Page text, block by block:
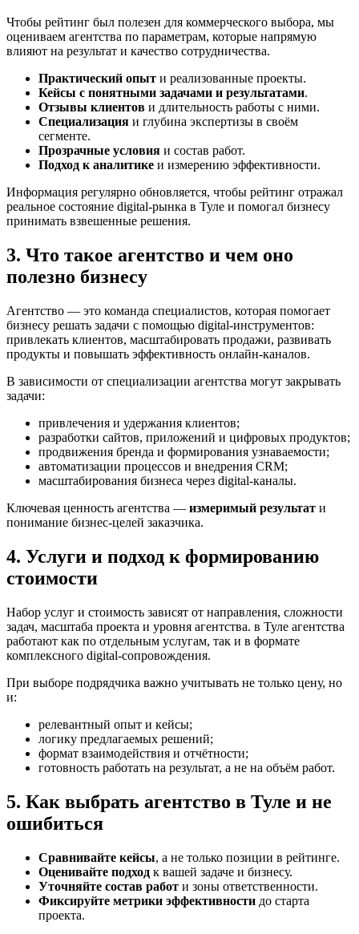
Чтобы рейтинг был полезен для коммерческого выбора, мы
оцениваем агентства по параметрам, которые напрямую
влияют на результат и качество сотрудничества.
Практический опыт и реализованные проекты.
Кейсы с понятными задачами и результатами.
Отзывы клиентов и длительность работы с ними.
Специализация и глубина экспертизы в своём
сегменте.
Прозрачные условия и состав работ.
Подход к аналитике и измерению эффективности.
Информация регулярно обновляется, чтобы рейтинг отражал
реальное состояние digital-рынка в Туле и помогал бизнесу
принимать взвешенные решения.
3. Что такое агентство и чем оно
полезно бизнесу
Агентство — это команда специалистов, которая помогает
бизнесу решать задачи с помощью digital-инструментов:
привлекать клиентов, масштабировать продажи, развивать
продукты и повышать эффективность онлайн-каналов.
В зависимости от специализации агентства могут закрывать
задачи:
привлечения и удержания клиентов;
разработки сайтов, приложений и цифровых продуктов;
продвижения бренда и формирования узнаваемости;
автоматизации процессов и внедрения CRM;
масштабирования бизнеса через digital-каналы.
Ключевая ценность агентства — измеримый результат и
понимание бизнес-целей заказчика.
4. Услуги и подход к формированию
стоимости
Набор услуг и стоимость зависят от направления, сложности
задач, масштаба проекта и уровня агентства. в Туле агентства
работают как по отдельным услугам, так и в формате
комплексного digital-сопровождения.
При выборе подрядчика важно учитывать не только цену, но
и:
релевантный опыт и кейсы;
логику предлагаемых решений;
формат взаимодействия и отчётности;
готовность работать на результат, а не на объём работ.
5. Как выбрать агентство в Туле и не
ошибиться
Сравнивайте кейсы, а не только позиции в рейтинге.
Оценивайте подход к вашей задаче и бизнесу.
Уточняйте состав работ и зоны ответственности.
Фиксируйте метрики эффективности до старта
проекта.